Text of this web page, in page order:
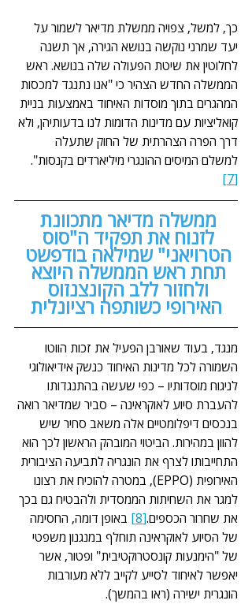
כך, למשל, צפויה ממשלת מדיאר לשמור על
יעד שמרני נוקשה בנושא הגירה, אך תשנה
לחלוטין את שיטת הפעולה שלה בנושא. ראש
הממשלה החדש הצהיר כי "אנו נתנגד למכסות
המהגרים בתוך מוסדות האיחוד באמצעות בניית
קואליציות עם מדינות הדומות לנו בדעותיהן, ולא
דרך הפרה הצהרתית של החוק שתעלה
למשלם המיסים ההונגרי מיליארדים בקנסות".
[7]
ממשלה מדיאר מתכוונת
לזנוח את תפקיד ה"סוס
הטרויאני" שמילאה בודפשט
תחת ראש הממשלה היוצא
ולחזור ללב הקונצנזוס
האירופי כשותפה רציונלית
מנגד, בעוד שאורבן הפעיל את זכות הווטו
השמורה לכל מדינות האיחוד כנשק אידיאולוגי
לניגוח מוסדותיו – כפי שעשה בהתנגדותו
להעברת סיוע לאוקראינה – סביר שמדיאר רואה
בנכסים דיפלומטיים אלה משאב סחיר שיש
להוון במהירות. הביטוי המובהק הראשון לכך הוא
התחייבותו לצרף את הונגריה לתביעה הציבורית
האירופית (EPPO), במטרה להוכיח את רצונו
למגר את השחיתות הממסדית ולהבטיח גם בכך
את שחרור הכספים.[8]
באופן דומה, החסימה
של הסיוע לאוקראינה תוחלף במנגנון משפטי
של "הימנעות קונסטרוקטיבית" ופטור, אשר
יאפשר לאיחוד לסייע לקייב ללא מעורבות
הונגרית ישירה (ראו בהמשך).